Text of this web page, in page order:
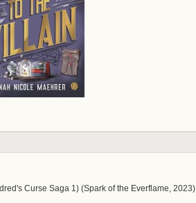
Curse Saga 1) (Spark of the Everflame, 2023)